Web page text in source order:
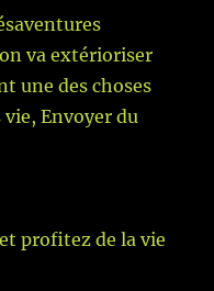
va extérioriser
une des choses
vie, Envoyer du
profitez de la vie